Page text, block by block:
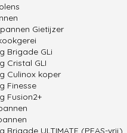
Gietijzer
Brigade GLi
Cristal GLI
Culinox koper
Finesse
Fusion2+
Brigade ULTIMATE (PFAS-vrij)